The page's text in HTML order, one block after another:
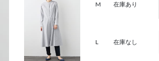
M 在庫あり
L 在庫なし